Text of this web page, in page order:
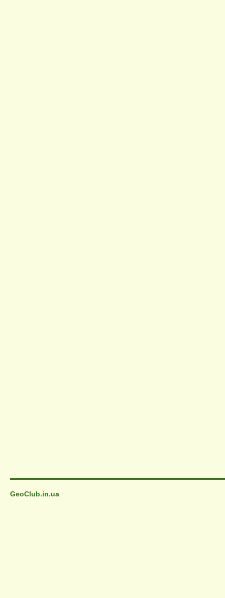
GeoClub.in.ua